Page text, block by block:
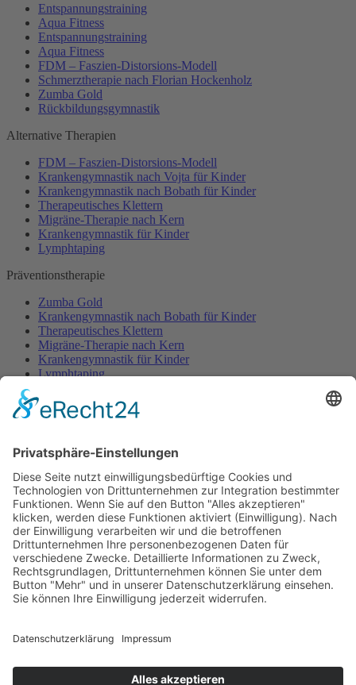
Entspannungstraining
Aqua Fitness
Entspannungstraining
Aqua Fitness
FDM – Faszien-Distorsions-Modell
Schmerztherapie nach Florian Hockenholz
Zumba Gold
Rückbildungsgymnastik
Alternative Therapien
FDM – Faszien-Distorsions-Modell
Krankengymnastik nach Vojta für Kinder
Krankengymnastik nach Bobath für Kinder
Therapeutisches Klettern
Migräne-Therapie nach Kern
Krankengymnastik für Kinder
Lymphtaping
Präventionstherapie
Zumba Gold
Krankengymnastik nach Bobath für Kinder
Therapeutisches Klettern
Migräne-Therapie nach Kern
Krankengymnastik für Kinder
Lymphtaping
Rücken Therapie
Aqua Fitness
FDM – Faszien-Distorsions-Modell
Zumba Gold
Rückbildungsgymnastik
Kinder Therapie
Krankengymnastik nach Vojta für Kinder
Krankengymnastik nach Bobath für Kinder
Krankengymnastik für Kinder
Karriere
Sponsoring
Potsdamer Adventsturmblasen